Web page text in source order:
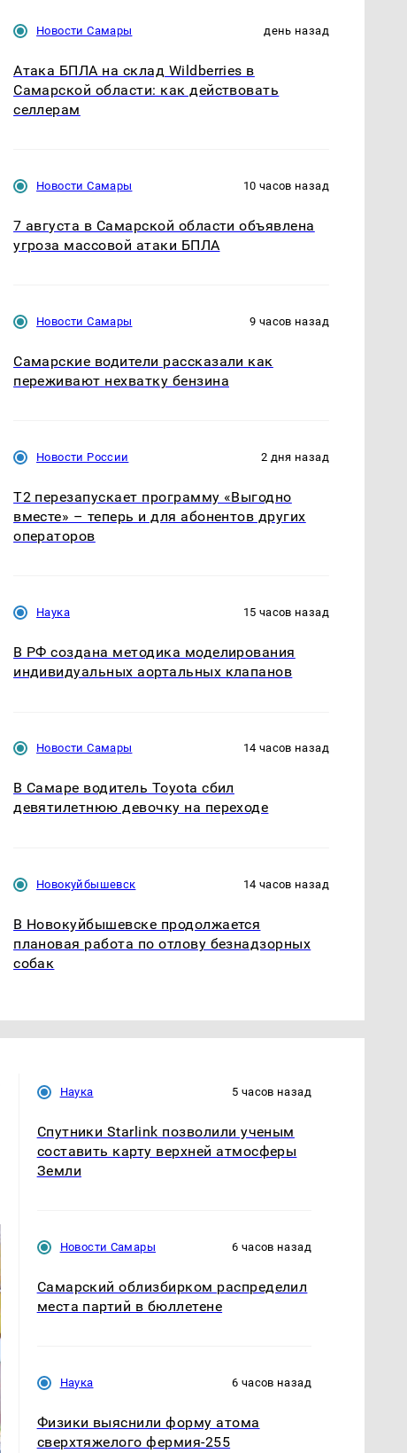
Новости Самары день назад
Атака БПЛА на склад Wildberries в
Самарской области: как действовать
селлерам
Новости Самары 10 часов назад
7 августа в Самарской области объявлена
угроза массовой атаки БПЛА
Новости Самары 9 часов назад
Самарские водители рассказали как
переживают нехватку бензина
Новости России 2 дня назад
Т2 перезапускает программу «Выгодно
вместе» – теперь и для абонентов других
операторов
Наука 15 часов назад
В РФ создана методика моделирования
индивидуальных аортальных клапанов
Новости Самары 14 часов назад
В Самаре водитель Toyota сбил
девятилетнюю девочку на переходе
Новокуйбышевск 14 часов назад
В Новокуйбышевске продолжается
плановая работа по отлову безнадзорных
собак
Наука 5 часов назад
Спутники Starlink позволили ученым
составить карту верхней атмосферы
Земли
Новости Самары 6 часов назад
Самарский облизбирком распределил
места партий в бюллетене
Наука 6 часов назад
Физики выяснили форму атома
сверхтяжелого фермия-255